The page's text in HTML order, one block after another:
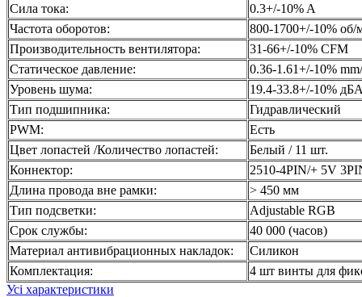
Сила тока:
0.3+/-10% A
Частота оборотов:
800-1700+/-10% об/
Производительность вентилятора:
31-66+/-10% CFM
Статическое давление:
0.36-1.61+/-10%
Уровень шума:
19.4-33.8+/-10%
Тип подшипника:
Гидравлический
PWM:
Есть
Цвет лопастей /Количество лопастей:
Белый / 11 шт.
Коннектор:
2510-4PIN/+ 5V
Длина провода вне рамки:
> 450 мм
Тип подсветки:
Adjustable RGB
Срок службы:
40 000 (часов)
Материал антивибрационных накладок:
Силикон
Комплектация:
4 шт винты для
Усі характеристики